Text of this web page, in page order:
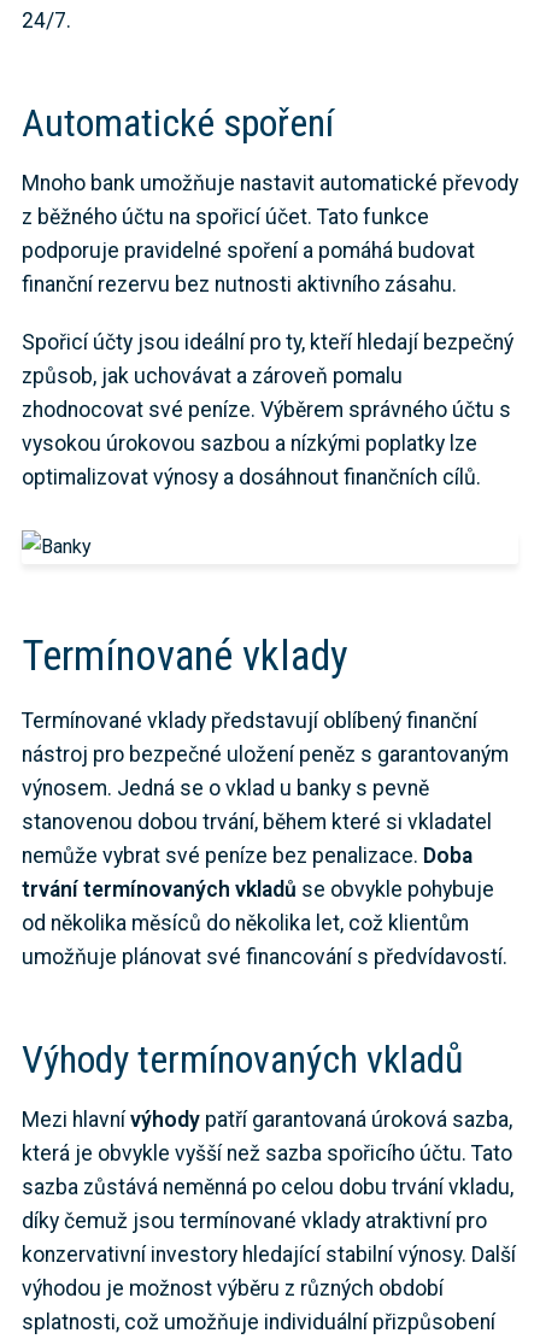
24/7.
Automatické spoření
Mnoho bank umožňuje nastavit automatické převody
z běžného účtu na spořicí účet. Tato funkce
podporuje pravidelné spoření a pomáhá budovat
finanční rezervu bez nutnosti aktivního zásahu.
Spořicí účty jsou ideální pro ty, kteří hledají bezpečný
způsob, jak uchovávat a zároveň pomalu
zhodnocovat své peníze. Výběrem správného účtu s
vysokou úrokovou sazbou a nízkými poplatky lze
optimalizovat výnosy a dosáhnout finančních cílů.
Termínované vklady
Termínované vklady představují oblíbený finanční
nástroj pro bezpečné uložení peněz s garantovaným
výnosem. Jedná se o vklad u banky s pevně
stanovenou dobou trvání, během které si vkladatel
nemůže vybrat své peníze bez penalizace. Doba
trvání termínovaných vkladů se obvykle pohybuje
od několika měsíců do několika let, což klientům
umožňuje plánovat své financování s předvídavostí.
Výhody termínovaných vkladů
Mezi hlavní výhodypatří garantovaná úroková sazba,
která je obvykle vyšší než sazba spořicího účtu. Tato
sazba zůstává neměnná po celou dobu trvání vkladu,
díky čemuž jsou termínované vklady atraktivní pro
konzervativní investory hledající stabilní výnosy. Další
výhodou je možnost výběru z různých období
splatnosti, což umožňuje individuální přizpůsobení